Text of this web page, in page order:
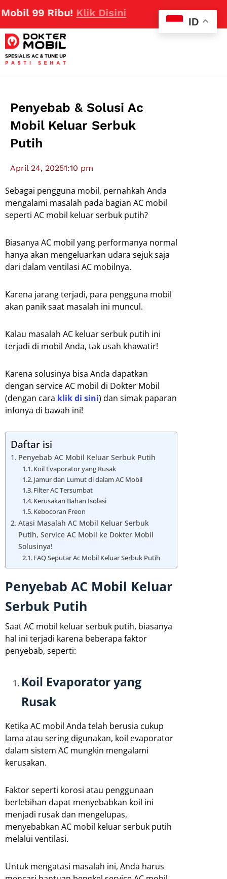
Ribu!Klik Disini
Penyebab & Solusi Ac
Mobil Keluar Serbuk
Putih
April 24, 20251:10 pm
Sebagai pengguna mobil, pernahkah Anda
mengalami masalah pada bagian AC mobil
seperti AC mobil keluar serbuk putih?
Biasanya AC mobil yang performanya normal
hanya akan mengeluarkan udara sejuk saja
dari dalam ventilasi AC mobilnya.
Karena jarang terjadi, para pengguna mobil
akan panik saat masalah ini muncul.
Kalau masalah AC keluar serbuk putih ini
terjadi di mobil Anda, tak usah khawatir!
Karena solusinya bisa Anda dapatkan
dengan service AC mobil di Dokter Mobil
(dengan cara klik di sini) dan simak paparan
infonya di bawah ini!
Daftar isi
Penyebab AC Mobil Keluar Serbuk Putih
Koil Evaporator yang Rusak
Jamur dan Lumut di dalam AC Mobil
Filter AC Tersumbat
Kerusakan Bahan Isolasi
Kebocoran Freon
Atasi Masalah AC Mobil Keluar Serbuk
Putih, Service AC Mobil ke Dokter Mobil
Solusinya!
FAQ Seputar Ac Mobil Keluar Serbuk Putih
Penyebab AC Mobil Keluar
Serbuk Putih
Saat AC mobil keluar serbuk putih, biasanya
hal ini terjadi karena beberapa faktor
penyebab, seperti:
Koil Evaporator yang
Rusak
Ketika AC mobil Anda telah berusia cukup
lama atau sering digunakan, koil evaporator
dalam sistem AC mungkin mengalami
kerusakan.
Faktor seperti korosi atau penggunaan
berlebihan dapat menyebabkan koil ini
menjadi rusak dan mengelupas,
menyebabkan AC mobil keluar serbuk putih
melalui ventilasi.
Untuk mengatasi masalah ini, Anda harus
ID